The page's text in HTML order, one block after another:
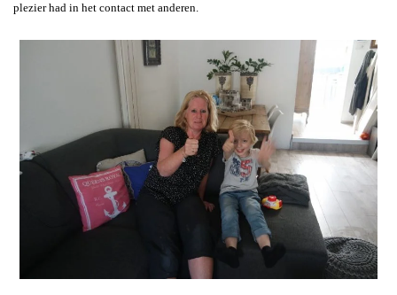
plezier had in het contact met anderen.